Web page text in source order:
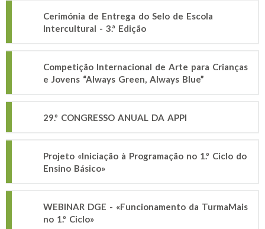
Cerimónia de Entrega do Selo de Escola
Intercultural - 3.ª Edição
Competição Internacional de Arte para Crianças
e Jovens “Always Green, Always Blue”
29.º CONGRESSO ANUAL DA APPI
Projeto «Iniciação à Programação no 1.º Ciclo do
Ensino Básico»
WEBINAR DGE - «Funcionamento da TurmaMais
no 1.º Ciclo»